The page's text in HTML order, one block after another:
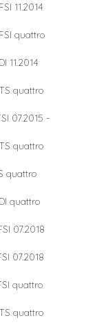
11.2014
quattro
11.2014
quattro
07.2015 -
quattro
quattro
quattro
07.2018
07.2018
quattro
quattro